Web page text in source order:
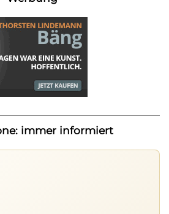
immer informiert